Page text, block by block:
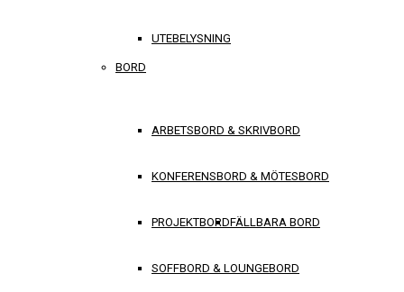
UTEBELYSNING
BORD
ARBETSBORD & SKRIVBORD
KONFERENSBORD & MÖTESBORD
PROJEKTBORDFÄLLBARA BORD
SOFFBORD & LOUNGEBORD